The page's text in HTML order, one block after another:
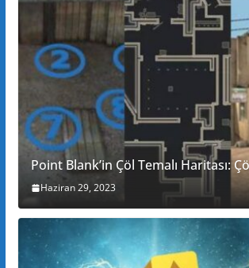
Point Blank’in Çöl Temalı Haritası:
Haziran 29, 2023